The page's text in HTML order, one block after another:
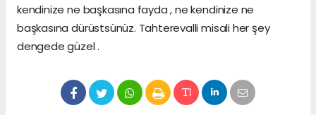
kendinize ne başkasına fayda , ne kendinize ne
başkasına dürüstsünüz. Tahterevalli misali her şey
dengede güzel .